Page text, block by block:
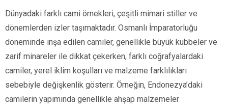
Dünyadaki farklı cami örnekleri, çeşitli mimari stiller ve
dönemlerden izler taşımaktadır. Osmanlı İmparatorluğu
döneminde inşa edilen camiler, genellikle büyük kubbeler ve
zarif minareler ile dikkat çekerken, farklı coğrafyalardaki
camiler, yerel iklim koşulları ve malzeme farklılıkları
sebebiyle değişkenlik gösterir. Örneğin, Endonezya’daki
camilerin yapımında genellikle ahşap malzemeler